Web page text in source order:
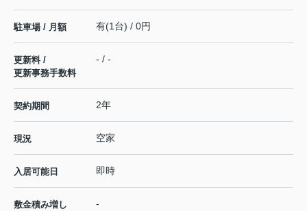
駐車場 / 月額 有(1台) / 0円
更新料 /
更新事務手数料
- / -
契約期間 2年
現況 空家
入居可能日 即時
敷金積み増し -